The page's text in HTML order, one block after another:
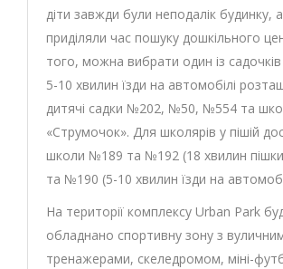
діти завжди були неподалік будинку,
приділяли час пошуку дошкільного
того, можна вибрати один із
5-10 хвилин їзди на автомобілі
дитячі садки №202, №50, №554 та
«Струмочок». Для школярів у пішій
школи №189 та №192 (18 хвилин
та №190 (5-10 хвилин їзди на
На території комплексу Urban Park
обладнано спортивну зону з
тренажерами, скеледромом, міні-